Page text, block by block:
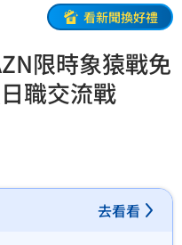
看新聞換好禮
限時象猿戰免
職交流戰
去看看